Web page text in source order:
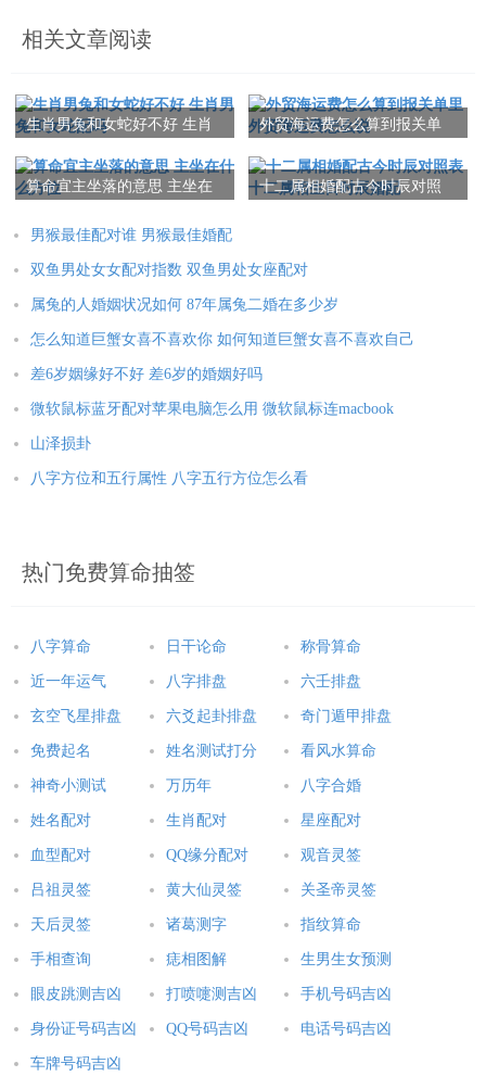
从在当代社会，越来越多的人开始对算命持怀疑态度，对于克男
断的，缺乏科学依据，而且容易给人们带来焦虑与困扰。
与理论来解释世界与人类行为。所以 ，对于算命克男孩与算命男
克女的观念，人们更多地持怀疑与不信任的态度。
算命克男孩与算命男克女是民间信仰观念中的一部分，在这种观
念根植于社会文化、把心理需求与历史沿革等全方位。科学的角
从最关键的是，我们应当 相信自己的技能 与努力，用积极的心态
去面对生活中的挑战与困难。每个人的命运都是由自己的选择与
相关文章阅读
生肖男兔和女蛇好不好 生肖
外贸海运费怎么算到报关单
算命宜主坐落的意思 主坐在
十二属相婚配古今时辰对照
男猴最佳配对谁 男猴最佳婚配
双鱼男处女女配对指数 双鱼男处女座配对
属兔的人婚姻状况如何 87年属兔二婚在多少岁
怎么知道巨蟹女喜不喜欢你 如何知道巨蟹女喜不喜欢自己
差6岁姻缘好不好 差6岁的婚姻好吗
微软鼠标蓝牙配对苹果电脑怎么用 微软鼠标连macbook
山泽损卦
八字方位和五行属性 八字五行方位怎么看
热门免费算命抽签
八字算命 日干论命 称骨算命
近一年运气 八字排盘 六壬排盘
玄空飞星排盘 六爻起卦排盘 奇门遁甲排盘
免费起名 姓名测试打分 看风水算命
神奇小测试 万历年 八字合婚
姓名配对 生肖配对 星座配对
血型配对 QQ缘分配对 观音灵签
吕祖灵签 黄大仙灵签 关圣帝灵签
天后灵签 诸葛测字 指纹算命
手相查询 痣相图解 生男生女预测
眼皮跳测吉凶 打喷嚏测吉凶 手机号码吉凶
身份证号码吉凶 QQ号码吉凶 电话号码吉凶
车牌号码吉凶